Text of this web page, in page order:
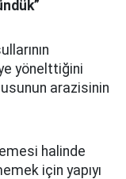
yönelttiğini
arazisinin
halinde
için yapıyı